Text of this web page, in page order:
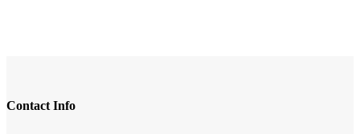
Contact Info